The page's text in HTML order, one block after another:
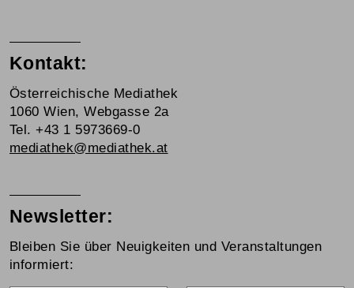
Kontakt:
Österreichische Mediathek
1060 Wien, Webgasse 2a
Tel. +43 1 5973669-0
mediathek@mediathek.at
Newsletter:
Bleiben Sie über Neuigkeiten und Veranstaltungen
informiert: